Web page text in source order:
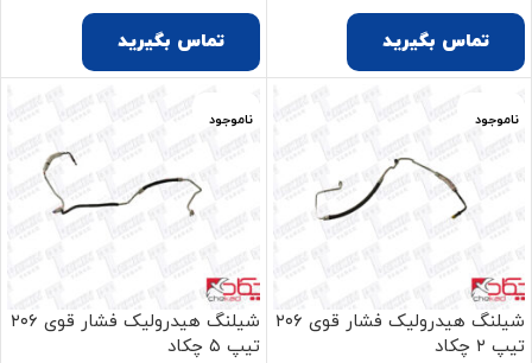
تماس بگیرید تماس بگیرید
شیلنگ هیدرولیک فشار قوی ۲۰۶
تیپ ۲ چکاد
شیلنگ هیدرولیک فشار قوی ۲۰۶
تیپ ۵ چکاد